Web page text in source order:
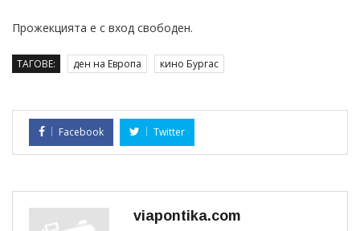
Прожекцията е с вход свободен.
ТАГОВЕ: ден на Европа кино Бургас
Facebook Twitter
viapontika.com